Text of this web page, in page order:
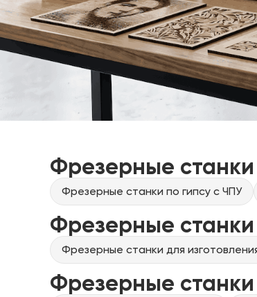
Фрезерные
Фрезерные станки по гипсу с ЧПУ
Фрезерные
Фрезерные станки для
Фрезерные